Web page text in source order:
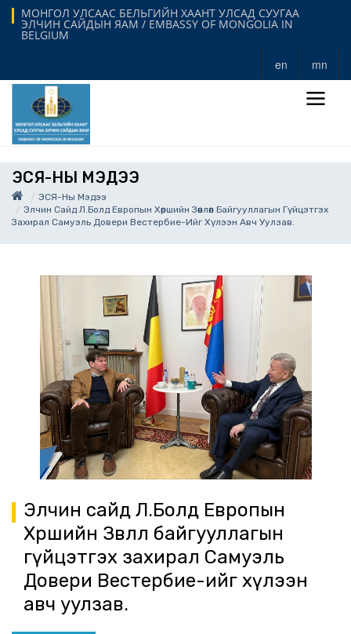
МОНГОЛ УЛСААС БЕЛЬГИЙН ХААНТ УЛСАД СУУГАА
ЭЛЧИН САЙДЫН ЯАМ / EMBASSY OF MONGOLIA IN
BELGIUM
en mn
ЭСЯ-НЫ МЭДЭЭ
ЭСЯ-Ны Мэдээ
Элчин Сайд Л.Болд Европын Хөршийн Зөвлөл Байгууллагын Гүйцэтгэх
Захирал Самуэль Довери Вестербие-Ийг Хүлээн Авч Уулзав.
Элчин сайд Л.Болд Европын
Хөршийн Зөвлөл байгууллагын
гүйцэтгэх захирал Самуэль
Довери Вестербие-ийг хүлээн
авч уулзав.